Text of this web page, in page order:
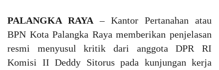
PALANGKA RAYA – Kantor Pertanahan atau
BPN Kota Palangka Raya memberikan penjelasan
resmi menyusul kritik dari anggota DPR RI
Komisi II Deddy Sitorus pada kunjungan kerja